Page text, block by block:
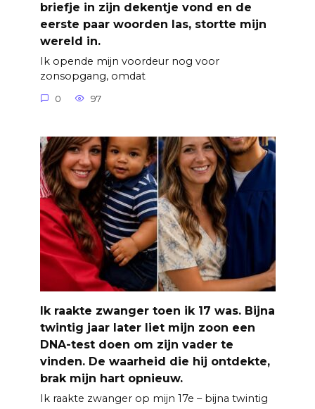
briefje in zijn dekentje vond en de
eerste paar woorden las, stortte mijn
wereld in.
Ik opende mijn voordeur nog voor
zonsopgang, omdat
0 97
Ik raakte zwanger toen ik 17 was. Bijna
twintig jaar later liet mijn zoon een
DNA-test doen om zijn vader te
vinden. De waarheid die hij ontdekte,
brak mijn hart opnieuw.
Ik raakte zwanger op mijn 17e – bijna twintig